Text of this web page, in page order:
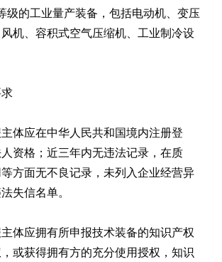
级的工业量产装备，包括电动机、变压
机、容积式空气压缩机、工业制冷设
主体应在中华人民共和国境内注册登
资格；近三年内无违法记录，在质
方面无不良记录，未列入企业经营异
失信名单。
主体应拥有所申报技术装备的知识产权
或获得拥有方的充分使用授权，知识